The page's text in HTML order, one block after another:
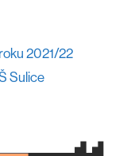
2021/22
Sulice